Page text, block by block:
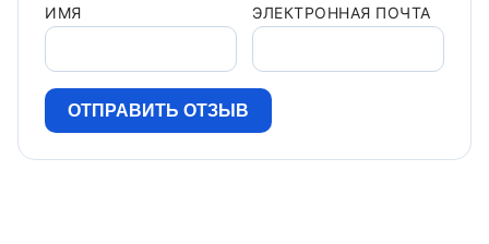
ИМЯ ЭЛЕКТРОННАЯ ПОЧТА